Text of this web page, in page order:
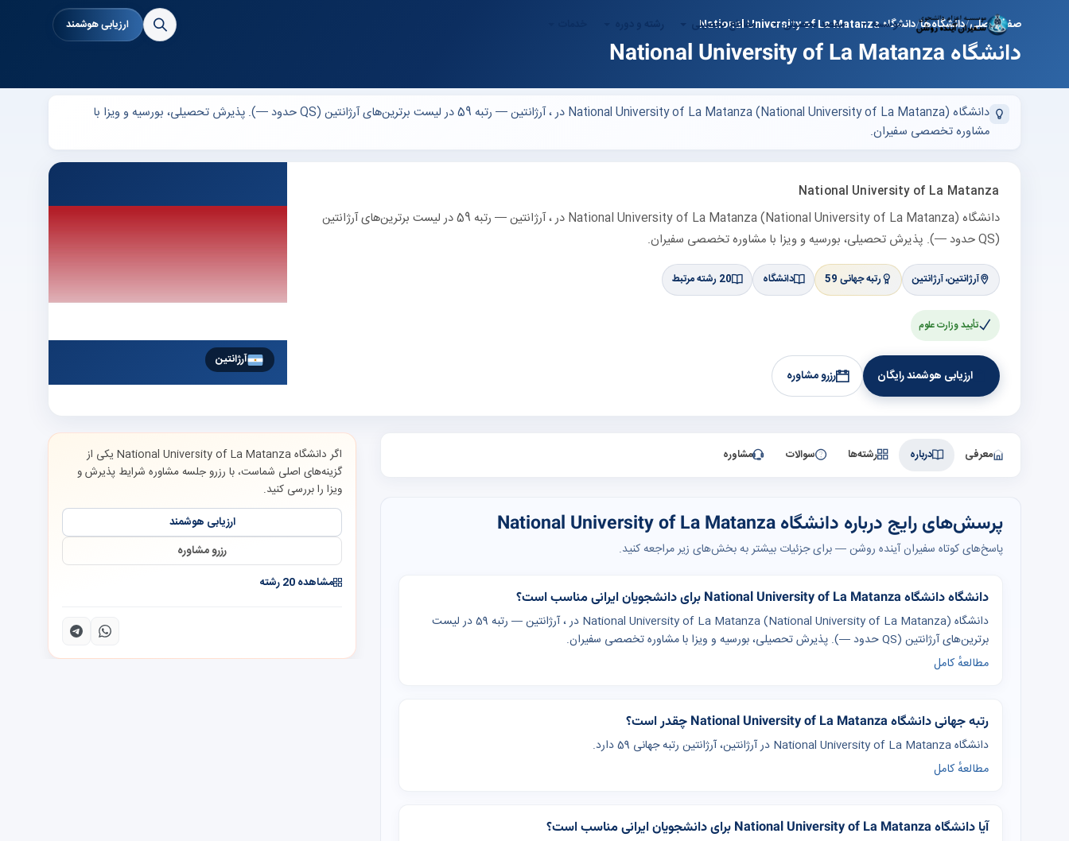
ارزیابی هوشمند موسسه مقصد تحصیلی مقاطع تحصیلی صفحه اصلی دانشگاه‌ها دانشگاه National University of La Matanza
دانشگاه National University of La Matanza
دانشگاه National University of La Matanza (National University of La Matanza) در ، آرژانتین — رتبه 59 در لیست برترین‌های آرژانتین (QS حدود —). پذیرش تحصیلی، بورسیه و ویزا با
مشاوره تخصصی سفیران.
National University of La Matanza
دانشگاه National University of La Matanza (National University of La Matanza) در ، آرژانتین — رتبه 59 در لیست برترین‌های آرژانتین
(QS حدود —). پذیرش تحصیلی، بورسیه و ویزا با مشاوره تخصصی سفیران.
آرژانتین، آرژانتین رتبه جهانی 59 دانشگاه 20 رشته مرتبط
تأیید وزارت علوم
ارزیابی هوشمند رایگان رزرو مشاوره
آرژانتین
معرفی درباره رشته‌ها سوالات مشاوره
پرسش‌های رایج درباره دانشگاه National University of La Matanza
پاسخ‌های کوتاه سفیران آینده روشن — برای جزئیات بیشتر به بخش‌های زیر مراجعه کنید.
دانشگاه دانشگاه National University of La Matanza برای دانشجویان ایرانی مناسب است؟
دانشگاه National University of La Matanza (National University of La Matanza) در ، آرژانتین — رتبه 59 در لیست
برترین‌های آرژانتین (QS حدود —). پذیرش تحصیلی، بورسیه و ویزا با مشاوره تخصصی سفیران.
مطالعهٔ کامل
رتبه جهانی دانشگاه National University of La Matanza چقدر است؟
دانشگاه National University of La Matanza در آرژانتین، آرژانتین رتبه جهانی 59 دارد.
مطالعهٔ کامل
آیا دانشگاه National University of La Matanza برای دانشجویان ایرانی مناسب است؟
اگر دانشگاه National University of La Matanza یکی از
گزینه‌های اصلی شماست، با رزرو جلسه مشاوره شرایط پذیرش و
ویزا را بررسی کنید.
ارزیابی هوشمند
رزرو مشاوره
مشاهده 20 رشته